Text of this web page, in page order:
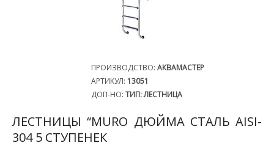
ПРОИЗВОДСТВО: АКВАМАСТЕР
АРТИКУЛ: 13051
ДОП-НО: ТИП: ЛЕСТНИЦА
ЛЕСТНИЦЫ “MURO ДЮЙМА СТАЛЬ AISI-
304 5 СТУПЕНЕК